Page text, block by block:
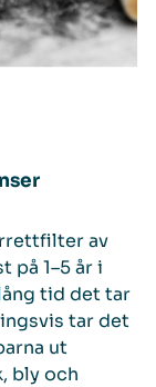
av
på 1–5 år i
tid det tar
tar det
ut
bly och